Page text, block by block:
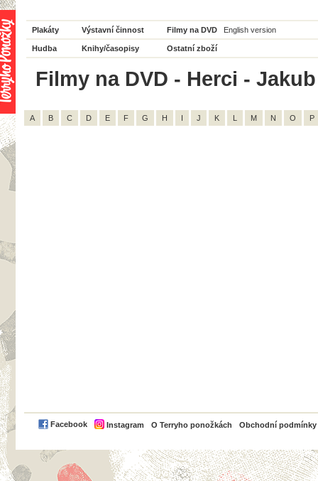
Plakáty Výstavní činnost Filmy na DVD English version
Hudba Knihy/časopisy Ostatní zboží
Filmy na DVD - Herci -
A B C D E F G H I J K L M N O P
Facebook Instagram O Terryho ponožkách Obchodní podmínky
PayPal